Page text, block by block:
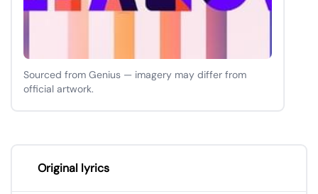
Sourced from Genius — imagery may differ from
official artwork.
Original lyrics